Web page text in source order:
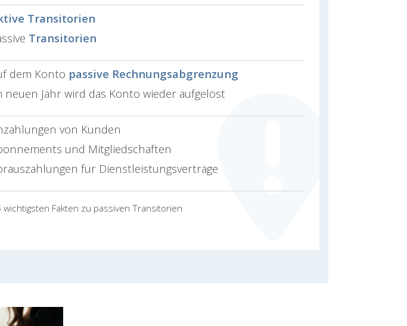
wichtigsten Fakten zu passiven Transitorien
Transitorien
Transitorien
dem Konto passive Rechnungsabgrenzung
neuen Jahr wird das Konto wieder aufgelöst
von Kunden
und Mitgliedschaften
für Dienstleistungsverträge